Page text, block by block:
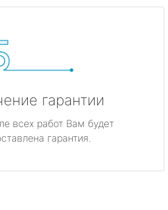
гарантии
всех работ Вам будет
гарантия.